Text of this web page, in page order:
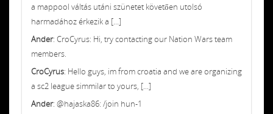
a mappool váltás utáni szünetet követően utolsó
harmadához érkezik a [...]
Ander: CroCyrus: Hi, try contacting our Nation Wars team
members.
CroCyrus: Hello guys, im from croatia and we are organizing
a sc2 league simmilar to yours, [...]
Ander: @hajaska86: /join hun-1